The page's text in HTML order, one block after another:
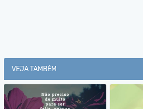
VEJA TAMBÉM